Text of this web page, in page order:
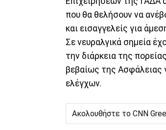
που θα θελήσουν να
και εισαγγελείς για
Σε νευραλγικά σημεία
την διάρκεια της
βεβαίως της Ασφάλειας
ελέγχων.
Ακολουθήστε το CNN